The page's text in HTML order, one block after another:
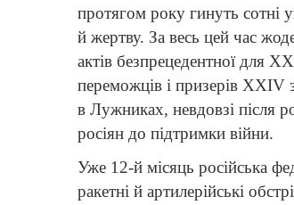
протягом року гинуть сотні
й жертву. За весь цей час
актів безпрецедентної для
переможців і призерів XXIV
в Лужниках, невдовзі після
росіян до підтримки війни.
Уже 12-й місяць російська
ракетні й артилерійські